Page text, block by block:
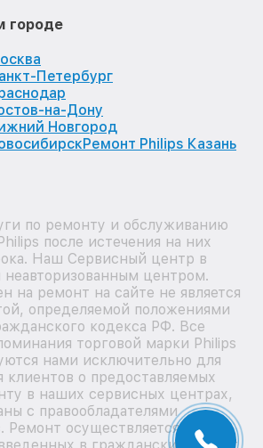
городе
Петербург
на-Дону
Новгород
Ремонт Philips Казань
по ремонту и обслуживанию
после истечения на них
Наш Сервисный центр в
неавторизованным центром.
на ремонт на сайте не является
определяемой положениями
кодекса РФ. Все
торговой марки Philips
нами исключительно для
клиентов о предоставляемых
в наших сервисных центрах,
с правообладателями
Ремонт осуществляется для